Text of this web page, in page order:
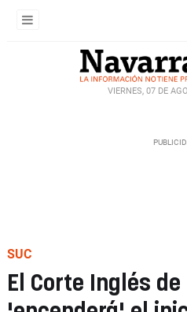
VIERNES, 07 DE
SUC
El Corte Inglés